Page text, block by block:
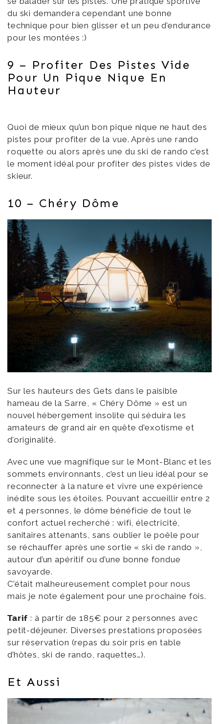
du ski demandera cependant une bonne
technique pour bien glisser et un peu d’endurance
pour les montées :)
9 – Profiter Des Pistes Vide
Pour Un Pique Nique En
Hauteur
Quoi de mieux qu’un bon pique nique ne haut des
pistes pour profiter de la vue. Après une rando
roquette ou alors après une du ski de rando c’est
le moment idéal pour profiter des pistes vides de
skieur.
10 – Chéry Dôme
Sur les hauteurs des Gets dans le paisible
hameau de la Sarre, « Chéry Dôme » est un
nouvel hébergement insolite qui séduira les
amateurs de grand air en quête d’exotisme et
d’originalité.
Avec une vue magnifique sur le Mont-Blanc et les
sommets environnants, c’est un lieu idéal pour se
reconnecter à la nature et vivre une expérience
inédite sous les étoiles. Pouvant accueillir entre 2
et 4 personnes, le dôme bénéficie de tout le
confort actuel recherché : wifi, électricité,
sanitaires attenants, sans oublier le poêle pour
se réchauffer après une sortie « ski de rando »,
autour d’un apéritif ou d’une bonne fondue
savoyarde.
C’était malheureusement complet pour nous
mais je note également pour une prochaine fois.
Tarif: à partir de 185€ pour 2 personnes avec
petit-déjeuner. Diverses prestations proposées
sur réservation (repas du soir pris en table
d’hôtes, ski de rando, raquettes…).
Et Aussi